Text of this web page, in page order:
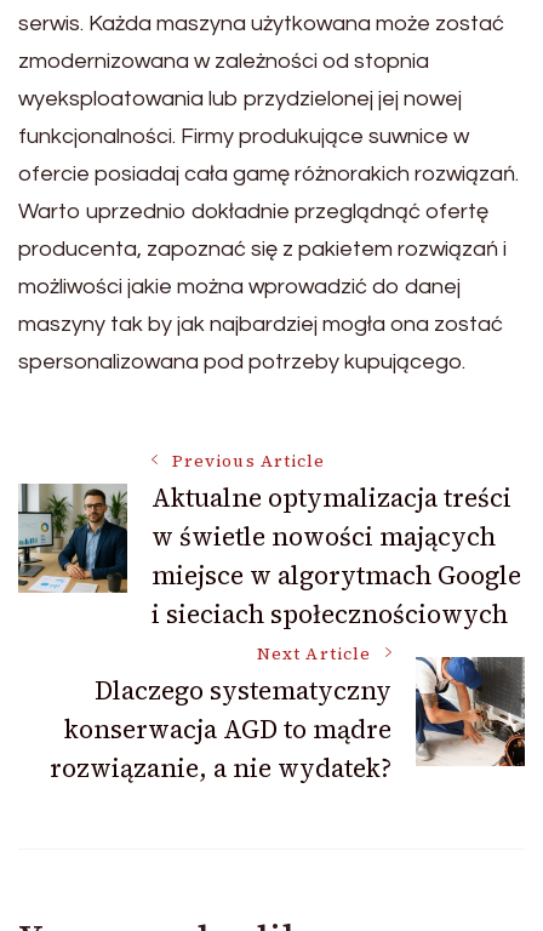
serwis. Każda maszyna użytkowana może zostać
zmodernizowana w zależności od stopnia
wyeksploatowania lub przydzielonej jej nowej
funkcjonalności. Firmy produkujące suwnice w
ofercie posiadaj cała gamę różnorakich rozwiązań.
Warto uprzednio dokładnie przeglądnąć ofertę
producenta, zapoznać się z pakietem rozwiązań i
możliwości jakie można wprowadzić do danej
maszyny tak by jak najbardziej mogła ona zostać
spersonalizowana pod potrzeby kupującego.
Post
Navigation
Previous Article
Aktualne optymalizacja treści
w świetle nowości mających
miejsce w algorytmach Google
i sieciach społecznościowych
Next Article
Dlaczego systematyczny
konserwacja AGD to mądre
rozwiązanie, a nie wydatek?